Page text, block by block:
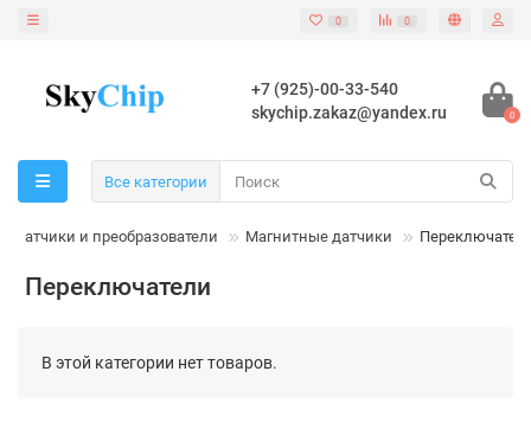
0 0
+7 (925)-00-33-540
skychip.zakaz@yandex.ru
0
Все категории
Датчики и преобразователи Магнитные датчики
Переключатели
В этой категории нет товаров.